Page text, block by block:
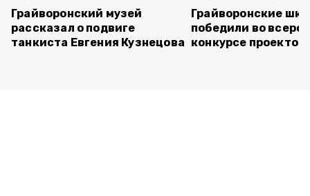
Грайворонский музей
рассказал о подвиге
танкиста Евгения Кузнецова
Грайворонские
победили во
конкурсе проектов